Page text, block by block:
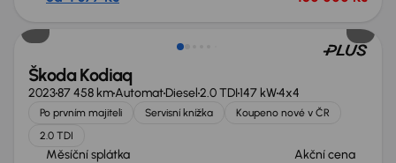
Nově v nabídce
Škoda Kodiaq
202387 458 kmAutomatDiesel2.0 TDI147 kW4x4
Po prvním majiteli Servisní knížka
Koupeno nové v ČR
2.0 TDI
Měsíční splátka Akční cena